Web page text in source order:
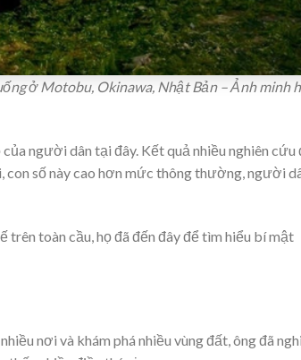
ở Motobu, Okinawa, Nhật Bản – Ảnh minh
người dân tại đây. Kết quả nhiều nghiên cứu
số này cao hơn mức thông thường, người
trên toàn cầu, họ đã đến đây để tìm hiểu bí mật
nơi và khám phá nhiều vùng đất, ông đã